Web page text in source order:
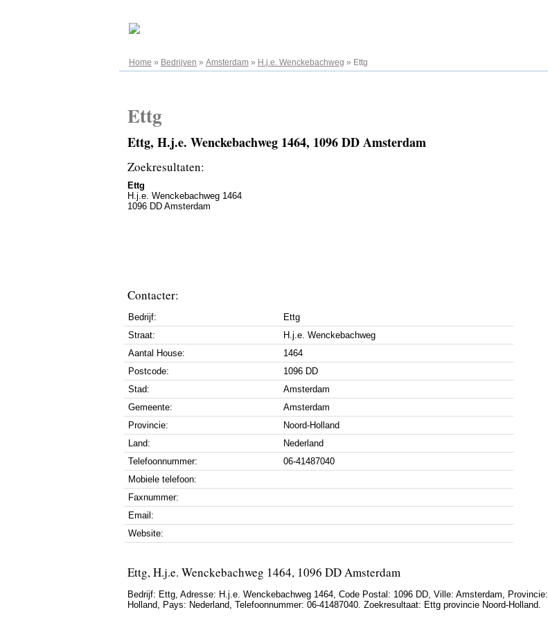
Home » Bedrijven » Amsterdam » H.j.e. Wenckebachweg » Ettg
Ettg
Ettg, H.j.e. Wenckebachweg 1464, 1096 DD Amsterdam
Zoekresultaten:
Ettg
H.j.e. Wenckebachweg 1464
1096 DD Amsterdam
Contacter:
Bedrijf:
Ettg
Straat:
H.j.e. Wenckebachweg
Aantal House:
1464
Postcode:
1096 DD
Stad:
Amsterdam
Gemeente:
Amsterdam
Provincie:
Noord-Holland
Land:
Nederland
Telefoonnummer:
06-41487040
Mobiele telefoon:
Faxnummer:
Email:
Website:
Ettg, H.j.e. Wenckebachweg 1464, 1096 DD Amsterdam
Bedrijf: Ettg, Adresse: H.j.e. Wenckebachweg 1464, Code Postal: 1096 DD, Ville: Amsterdam, Provincie:
Holland, Pays: Nederland, Telefoonnummer: 06-41487040. Zoekresultaat: Ettg provincie Noord-Holland.